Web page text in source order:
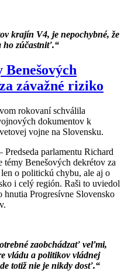
krajín V4, je nepochybné, že
ho zúčastniť.“
závažné riziko
rokovaní schválila
dokumentov k
vojne na Slovensku.
parlamentu Richard
Benešových dekrétov za
o politickú chybu, ale aj o
i celý región. Raši to uviedol
Progresívne Slovensko
zaobchádzať veľmi,
vládu a politikov vládnej
totiž nie je nikdy dosť.“